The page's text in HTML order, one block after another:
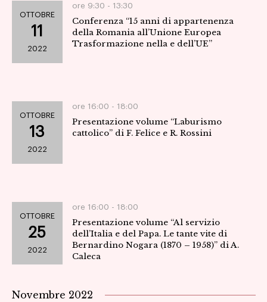
OTTOBRE
11
2022
ore 9:30 - 13:30
Conferenza “15 anni di appartenenza
della Romania all’Unione Europea
Trasformazione nella e dell’UE”
OTTOBRE
13
2022
ore 16:00 - 18:00
Presentazione volume “Laburismo
cattolico” di F. Felice e R. Rossini
OTTOBRE
25
2022
ore 16:00 - 18:00
Presentazione volume “Al servizio
dell’Italia e del Papa. Le tante vite di
Bernardino Nogara (1870 – 1958)” di A.
Caleca
Novembre 2022